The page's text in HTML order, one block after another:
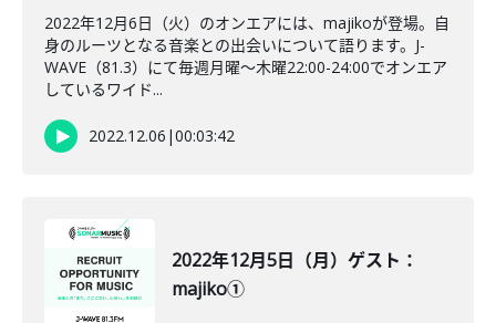
2022年12月6日（火）のオンエアには、majikoが登場。自
身のルーツとなる音楽との出会いについて語ります。J-
WAVE（81.3）にて毎週月曜～木曜22:00-24:00でオンエア
しているワイド...
2022.12.06 |00:03:42
2022年12月5日（月）ゲスト：
majiko①